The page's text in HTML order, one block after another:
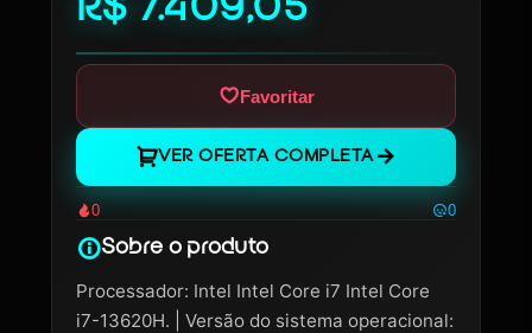
R$ 7.409,05
Favoritar
VER OFERTA COMPLETA
0 0
Sobre o produto
Processador: Intel Intel Core i7 Intel Core
i7-13620H. | Versão do sistema operacional: